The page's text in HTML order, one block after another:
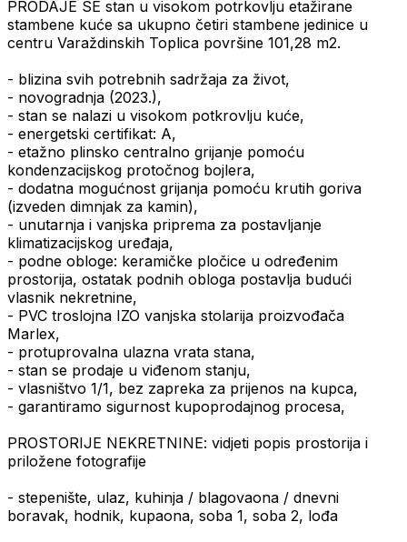
PRODAJE SE stan u visokom potrkovlju etažirane
stambene kuće sa ukupno četiri stambene jedinice u
centru Varaždinskih Toplica površine 101,28 m2.
- blizina svih potrebnih sadržaja za život,
- novogradnja (2023.),
- stan se nalazi u visokom potkrovlju kuće,
- energetski certifikat: A,
- etažno plinsko centralno grijanje pomoću
kondenzacijskog protočnog bojlera,
- dodatna mogućnost grijanja pomoću krutih goriva
(izveden dimnjak za kamin),
- unutarnja i vanjska priprema za postavljanje
klimatizacijskog uređaja,
- podne obloge: keramičke pločice u određenim
prostorija, ostatak podnih obloga postavlja budući
vlasnik nekretnine,
- PVC troslojna IZO vanjska stolarija proizvođača
Marlex,
- protuprovalna ulazna vrata stana,
- stan se prodaje u viđenom stanju,
- vlasništvo 1/1, bez zapreka za prijenos na kupca,
- garantiramo sigurnost kupoprodajnog procesa,
PROSTORIJE NEKRETNINE: vidjeti popis prostorija i
priložene fotografije
- stepenište, ulaz, kuhinja / blagovaona / dnevni
boravak, hodnik, kupaona, soba 1, soba 2, lođa